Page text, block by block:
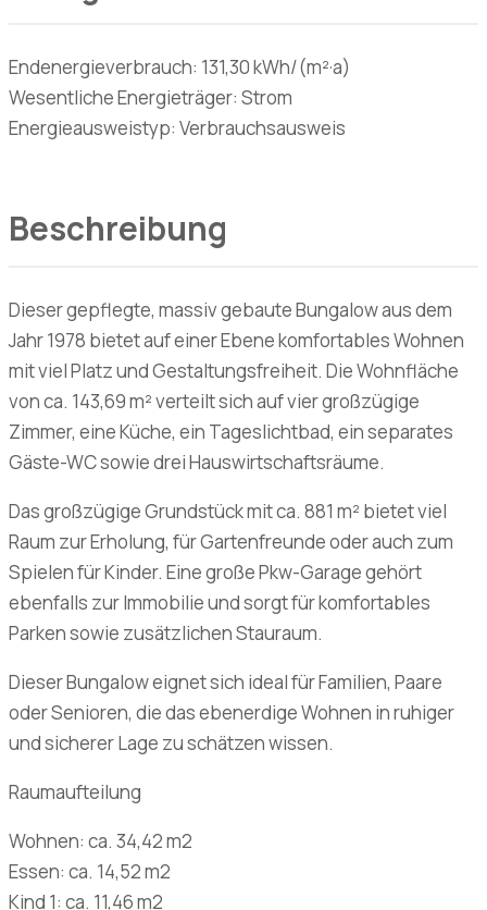
Endenergieverbrauch: 131,30 kWh/(m²·a)
Wesentliche Energieträger: Strom
Energieausweistyp: Verbrauchsausweis
Beschreibung
Dieser gepflegte, massiv gebaute Bungalow aus dem
Jahr 1978 bietet auf einer Ebene komfortables Wohnen
mit viel Platz und Gestaltungsfreiheit. Die Wohnfläche
von ca. 143,69 m² verteilt sich auf vier großzügige
Zimmer, eine Küche, ein Tageslichtbad, ein separates
Gäste-WC sowie drei Hauswirtschaftsräume.
Das großzügige Grundstück mit ca. 881 m² bietet viel
Raum zur Erholung, für Gartenfreunde oder auch zum
Spielen für Kinder. Eine große Pkw-Garage gehört
ebenfalls zur Immobilie und sorgt für komfortables
Parken sowie zusätzlichen Stauraum.
Dieser Bungalow eignet sich ideal für Familien, Paare
oder Senioren, die das ebenerdige Wohnen in ruhiger
und sicherer Lage zu schätzen wissen.
Raumaufteilung
Wohnen: ca. 34,42 m2
Essen: ca. 14,52 m2
Kind 1: ca. 11,46 m2